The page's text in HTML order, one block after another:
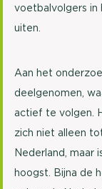
voetbalvolgers in
uiten.
Aan het
deelgenomen,
actief te volgen.
zich niet alleen
Nederland, maar
hoogst. Bijna de